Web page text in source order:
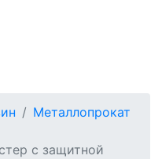
Металлопрокат
с защитной